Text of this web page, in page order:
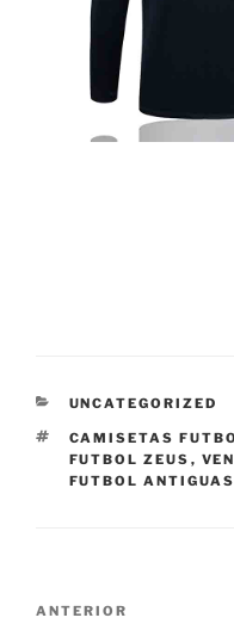
CATEGORÍAS
UNCATEGORIZED
ETIQUETAS
CAMISETAS
FUTBOL ZEUS ,
FUTBOL ANTIGUAS
Navegación
Entrada
ANTERIOR